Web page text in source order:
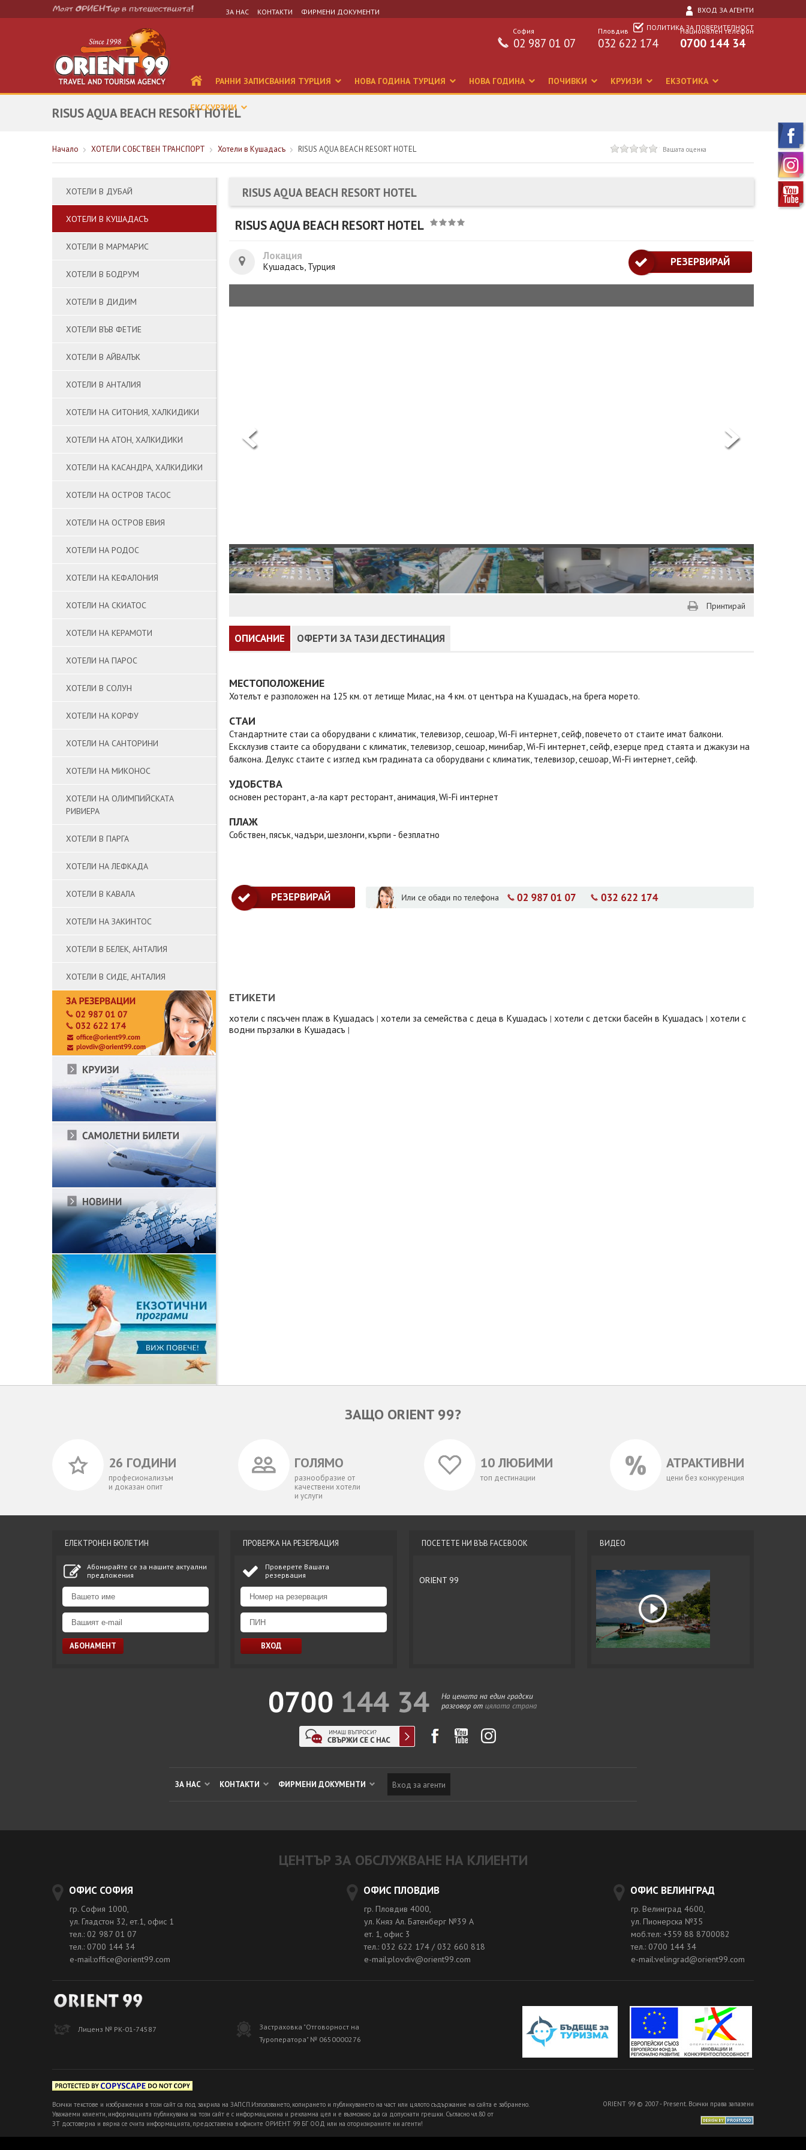
ЗА НАС КОНТАКТИ ФИРМЕНИ ДОКУМЕНТИ
ВХОД ЗА АГЕНТИ
ПОЛИТИКА ЗА ПОВЕРИТЕЛНОСТ
Национален телефон
0700 144 34
Пловдив
032 622 174
София
02 987 01 07
РАННИ ЗАПИСВАНИЯ ТУРЦИЯ НОВА ГОДИНА ТУРЦИЯ НОВА ГОДИНА ПОЧИВКИ КРУИЗИ ЕКЗОТИКА
ЕКСКУРЗИИ
RISUS AQUA BEACH RESORT HOTEL
Начало ХОТЕЛИ СОБСТВЕН ТРАНСПОРТ Хотели в Кушадасъ RISUS AQUA BEACH RESORT HOTEL Вашата оценка
ХОТЕЛИ В ДУБАЙ
ХОТЕЛИ В КУШАДАСЪ
ХОТЕЛИ В МАРМАРИС
ХОТЕЛИ В БОДРУМ
ХОТЕЛИ В ДИДИМ
ХОТЕЛИ ВЪВ ФЕТИЕ
ХОТЕЛИ В АЙВАЛЪК
ХОТЕЛИ В АНТАЛИЯ
ХОТЕЛИ НА СИТОНИЯ, ХАЛКИДИКИ
ХОТЕЛИ НА АТОН, ХАЛКИДИКИ
ХОТЕЛИ НА КАСАНДРА, ХАЛКИДИКИ
ХОТЕЛИ НА ОСТРОВ ТАСОС
ХОТЕЛИ НА ОСТРОВ ЕВИЯ
ХОТЕЛИ НА РОДОС
ХОТЕЛИ НА КЕФАЛОНИЯ
ХОТЕЛИ НА СКИАТОС
ХОТЕЛИ НА КЕРАМОТИ
ХОТЕЛИ НА ПАРОС
ХОТЕЛИ В СОЛУН
ХОТЕЛИ НА КОРФУ
ХОТЕЛИ НА САНТОРИНИ
ХОТЕЛИ НА МИКОНОС
ХОТЕЛИ НА ОЛИМПИЙСКАТА
РИВИЕРА
ХОТЕЛИ В ПАРГА
ХОТЕЛИ НА ЛЕФКАДА
ХОТЕЛИ В КАВАЛА
ХОТЕЛИ НА ЗАКИНТОС
ХОТЕЛИ В БЕЛЕК, АНТАЛИЯ
ХОТЕЛИ В СИДЕ, АНТАЛИЯ
RISUS AQUA BEACH RESORT HOTEL
RISUS AQUA BEACH RESORT HOTEL
Локация
Кушадасъ, Турция РЕЗЕРВИРАЙ
Принтирай
ОПИСАНИЕ ОФЕРТИ ЗА ТАЗИ ДЕСТИНАЦИЯ
МЕСТОПОЛОЖЕНИЕ
Хотелът е разположен на 125 км. от летище Милас, на 4 км. от центъра на Кушадасъ, на брега морето.
СТАИ
Стандартните стаи са оборудвани с климатик, телевизор, сешоар, Wi-Fi интернет, сейф, повечето от стаите имат балкони.
Ексклузив стаите са оборудвани с климатик, телевизор, сешоар, минибар, Wi-Fi интернет, сейф, езерце пред стаята и джакузи на
балкона. Делукс стаите с изглед към градината са оборудвани с климатик, телевизор, сешоар, Wi-Fi интернет, сейф.
УДОБСТВА
основен ресторант, а-ла карт ресторант, анимация, Wi-Fi интернет
ПЛАЖ
Собствен, пясък, чадъри, шезлонги, кърпи - безплатно
РЕЗЕРВИРАЙ
ЕТИКЕТИ
хотели с пясъчен плаж в Кушадасъ | хотели за семейства с деца в Кушадасъ | хотели с детски басейн в Кушадасъ | хотели с
водни пързалки в Кушадасъ |
ЗАЩО ORIENT 99?
26 ГОДИНИ
професионализъм
и доказан опит
ГОЛЯМО
разнообразие от
качествени хотели
и услуги
10 ЛЮБИМИ
топ дестинации
АТРАКТИВНИ
цени без конкуренция
ЕЛЕКТРОНЕН БЮЛЕТИН
Абонирайте се за нашите актуални
предложения
ПРОВЕРКА НА РЕЗЕРВАЦИЯ
Проверете Вашата
резервация
ПОСЕТЕТЕ НИ ВЪВ FACEBOOK
ORIENT 99
ВИДЕО
ЗА НАС КОНТАКТИ ФИРМЕНИ ДОКУМЕНТИ Вход за агенти
ЦЕНТЪР ЗА ОБСЛУЖВАНЕ НА КЛИЕНТИ
ОФИС СОФИЯ
гр. София 1000,
ул. Гладстон 32, ет.1, офис 1
тел.: 02 987 01 07
тел.: 0700 144 34
e-mail:office@orient99.com
ОФИС ПЛОВДИВ
гр. Пловдив 4000,
ул. Княз Ал. Батенберг №39 A
ет. 1, офис 3
тел.: 032 622 174 / 032 660 818
e-mail:plovdiv@orient99.com
ОФИС ВЕЛИНГРАД
гр. Велинград 4600,
ул. Пионерска №35
моб.тел: +359 88 8700082
тел.: 0700 144 34
e-mail:velingrad@orient99.com
Лиценз № РК-01-74587
Застраховка "Отговорност на
Туроператора" № 0650000276
Всички текстове и изображения в този сайт са под закрила на ЗАПСП.Използването, копирането и публикуването на част или цялото съдържание на сайта е забранено.
Уважаеми клиенти, информацията публикувана на този сайт е с информационна и рекламна цел и е възможно да са допуснати грешки. Съгласно чл.80 от
ЗТ достоверна и вярна се счита информацията, предоставена в офисите ОРИЕНТ 99 БГ ООД или на оторизираните ни агенти!
ORIENT 99 © 2007 - Present. Всички права запазени